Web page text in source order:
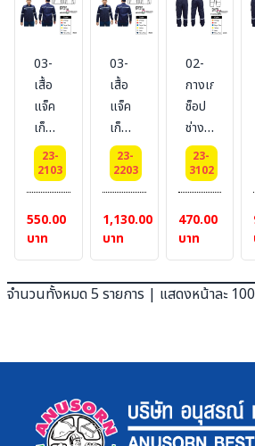
03-
เสื้อ
แจ็ค
เก็ต
แขน
ยาว
ผ้า
เวส
ปอยท์
Style03
(แบบ
กระดุม)
23-
2103
550.00
บาท
03-
เสื้อ
แจ็ค
เก็ต
แขน
ยาว
ผ้า
คอม
ทวิว
Style03
(แบบ
กระดุม)
23-
2203
1,130.00
บาท
02-
กางเกง
ช็อป
ช่าง
ผ้า
เวส
ปอยท์
แบบ
Style02
(มีจีบ)
23-
3102
470.00
บาท
จำนวนทั้งหมด 5 รายการ | แสดงหน้าละ 100